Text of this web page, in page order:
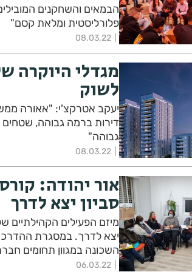
פלורליסטית ומלאת קסם"
08.03.22
מגדלי היוקרה
לשוק
יעקב אטרקצ'י: "אאורה
דירות ברמה גבוהה, שטחים
גבוהה"
08.03.22
אור יהודה:
סביון יצא לדרך
מיזם הפעילים הקהילתיים
יצא לדרך. במסגרת ההדרכה
השכונה במגוון תחומים
06.03.22